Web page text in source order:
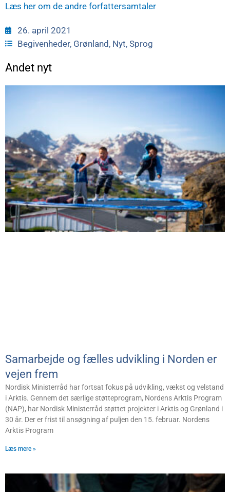
Læs her om de andre forfattersamtaler
26. april 2021
Begivenheder, Grønland, Nyt, Sprog
Andet nyt
Samarbejde og fælles udvikling i Norden er
vejen frem
Nordisk Ministerråd har fortsat fokus på udvikling, vækst og velstand
i Arktis. Gennem det særlige støtteprogram, Nordens Arktis Program
(NAP), har Nordisk Ministerråd støttet projekter i Arktis og Grønland i
30 år. Der er frist til ansøgning af puljen den 15. februar. Nordens
Arktis Program
Læs mere »